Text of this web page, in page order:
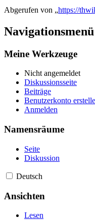
Abgerufen von „https://
Navigationsmenü
Meine Werkzeuge
Nicht angemeldet
Diskussionsseite
Beiträge
Benutzerkonto
Anmelden
Namensräume
Seite
Diskussion
Deutsch
Ansichten
Lesen